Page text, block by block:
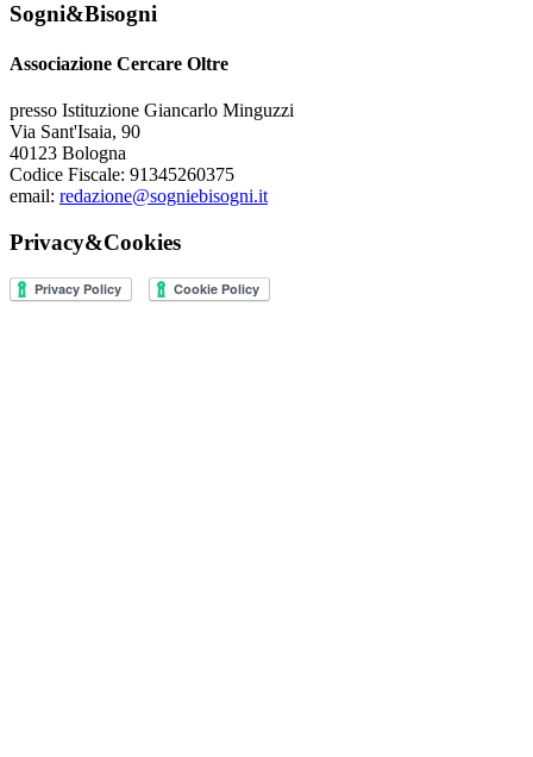
Sogni&Bisogni
Associazione Cercare Oltre
presso Istituzione Giancarlo Minguzzi
Via Sant'Isaia, 90
40123 Bologna
Codice Fiscale: 91345260375
email: redazione@sogniebisogni.it
Privacy&Cookies